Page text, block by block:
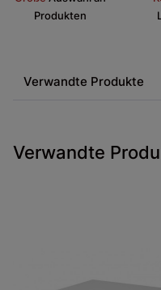
Produkten
Verwandte Produkte
Verwandte